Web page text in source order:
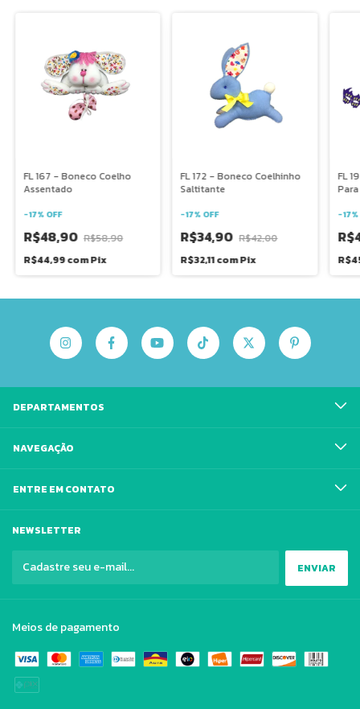
FL 167 - Boneco Coelho
Assentado
-17% OFF
R$48,90 R$58,90
R$44,99comPix
FL 172 - Boneco Coelhinho
Saltitante
-17% OFF
R$34,90 R$42,00
R$32,11comPix
FL
-17%
DEPARTAMENTOS
NAVEGAÇÃO
ENTRE EM CONTATO
NEWSLETTER
Meios de pagamento